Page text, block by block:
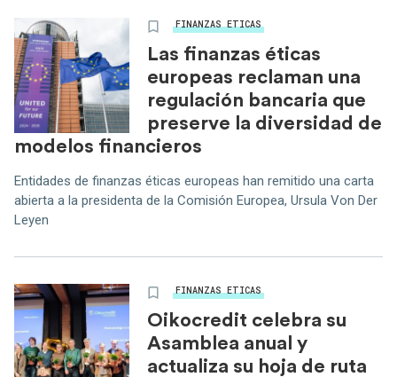
FINANZAS ETICAS
Las finanzas éticas
europeas reclaman una
regulación bancaria que
preserve la diversidad de
modelos financieros
Entidades de finanzas éticas europeas han remitido una carta
abierta a la presidenta de la Comisión Europea, Ursula Von Der
Leyen
FINANZAS ETICAS
Oikocredit celebra su
Asamblea anual y
actualiza su hoja de ruta